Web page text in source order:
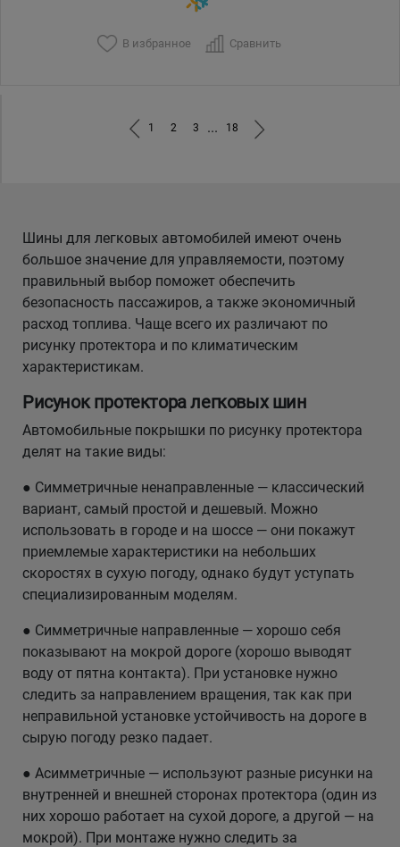
В избранное Сравнить
1 2 3 ... 18
Шины для легковых автомобилей имеют очень
большое значение для управляемости, поэтому
правильный выбор поможет обеспечить
безопасность пассажиров, а также экономичный
расход топлива. Чаще всего их различают по
рисунку протектора и по климатическим
характеристикам.
Рисунок протектора легковых шин
Автомобильные покрышки по рисунку протектора
делят на такие виды:
● Симметричные ненаправленные — классический
вариант, самый простой и дешевый. Можно
использовать в городе и на шоссе — они покажут
приемлемые характеристики на небольших
скоростях в сухую погоду, однако будут уступать
специализированным моделям.
● Симметричные направленные — хорошо себя
показывают на мокрой дороге (хорошо выводят
воду от пятна контакта). При установке нужно
следить за направлением вращения, так как при
неправильной установке устойчивость на дороге в
сырую погоду резко падает.
● Асимметричные — используют разные рисунки на
внутренней и внешней сторонах протектора (один из
них хорошо работает на сухой дороге, а другой — на
мокрой). При монтаже нужно следить за